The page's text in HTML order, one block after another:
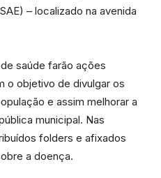
– localizado na avenida
saúde farão ações
o objetivo de divulgar os
e assim melhorar a
municipal. Nas
folders e afixados
a doença.